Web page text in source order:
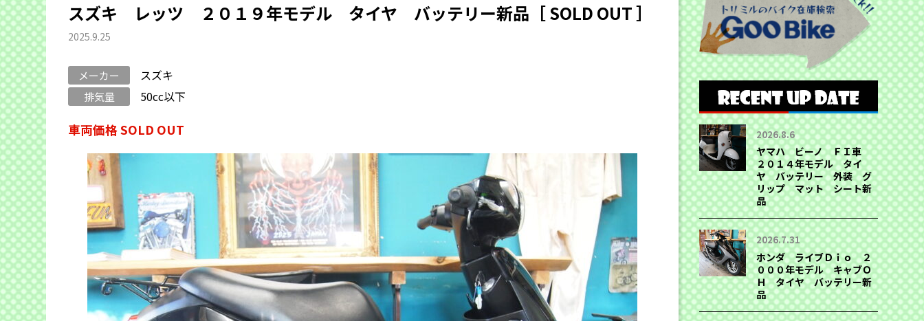
スズキ レッツ ２０１９年モデル タイヤ バッテリー新品［ SOLD OUT ］
2025.9.25
メーカー スズキ
排気量 50cc以下
車両価格 SOLD OUT 2026.8.6
ヤマハ ビーノ ＦＩ車
２０１４年モデル タイ
ヤ バッテリー 外装 グ
リップ マット シート新
品
2026.7.31
ホンダ ライブＤｉｏ ２
０００年モデル キャブＯ
Ｈ タイヤ バッテリー新
品